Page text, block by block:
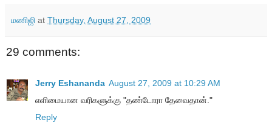
மணிஜி at Thursday, August 27, 2009
29 comments:
Jerry Eshananda August 27, 2009 at 10:29 AM
எளிமையான வரிகளுக்கு "தண்டோரா தேவைதான்."
Reply